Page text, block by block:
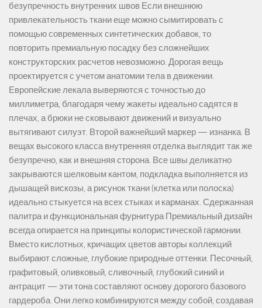
безупречность внутренних швов Если внешнюю
привлекательность ткани еще можно сымитировать с
помощью современных синтетических добавок, то
повторить премиальную посадку без сложнейших
конструкторских расчетов невозможно. Дорогая вещь
проектируется с учетом анатомии тела в движении.
Европейские лекала выверяются с точностью до
миллиметра, благодаря чему жакеты идеально садятся в
плечах, а брюки не сковывают движений и визуально
вытягивают силуэт. Второй важнейший маркер — изнанка. В
вещах высокого класса внутренняя отделка выглядит так же
безупречно, как и внешняя сторона. Все швы деликатно
закрываются шелковым кантом, подкладка выполняется из
дышащей вискозы, а рисунок ткани (клетка или полоска)
идеально стыкуется на всех стыках и карманах. Сдержанная
палитра и функциональная фурнитура Премиальный дизайн
всегда опирается на принципы колористической гармонии.
Вместо кислотных, кричащих цветов авторы коллекций
выбирают сложные, глубокие природные оттенки. Песочный,
графитовый, оливковый, сливочный, глубокий синий и
антрацит — эти тона составляют основу дорогого базового
гардероба. Они легко комбинируются между собой, создавая